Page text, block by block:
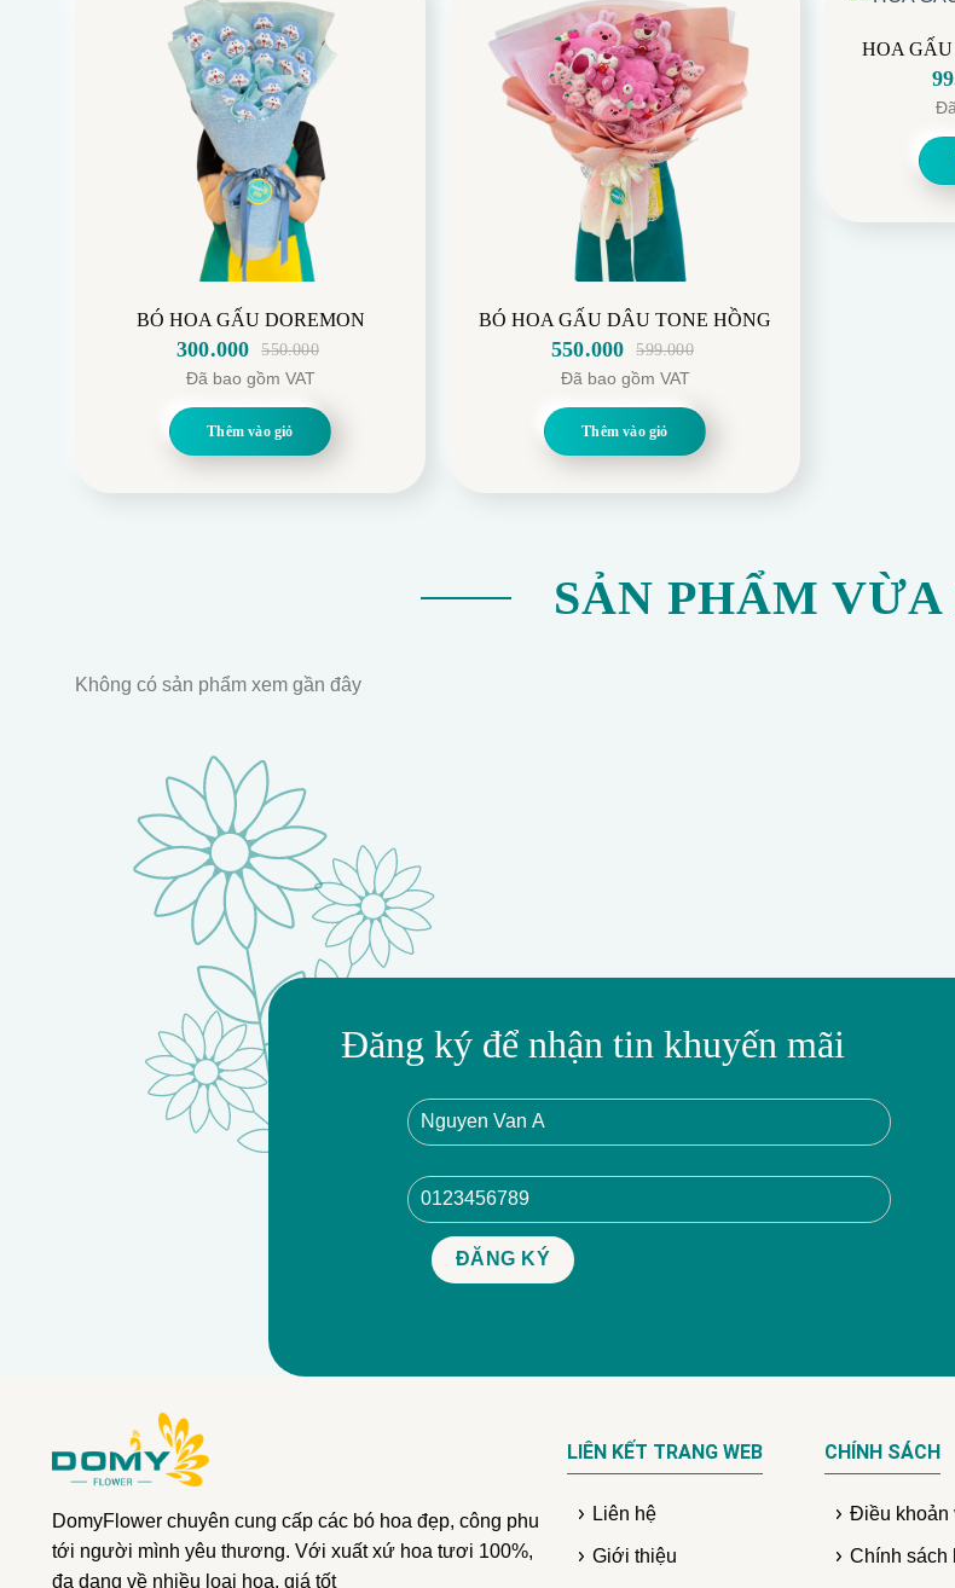
BÓ HOA GẤU DOREMON
550.000
là:
550.000.
300.000
tại
là:
Đã bao gồm VAT
Thêm vào giỏ
BÓ HOA GẤU DÂU TONE HỒNG
599.000
là:
599.000.
550.000
tại
là:
Đã bao gồm VAT
Thêm vào giỏ
HOA
SẢN PHẨM
Không có sản phẩm xem gần đây
Đăng ký để nhận tin khuyến mãi
DomyFlower chuyên cung cấp các bó hoa đẹp, công phu
tới người mình yêu thương. Với xuất xứ hoa tươi 100%,
đa dạng về nhiều loại hoa, giá tốt
LIÊN KẾT TRANG WEB
Liên hệ
Giới thiệu
CHÍNH SÁCH
Điều khoản
Chính sách